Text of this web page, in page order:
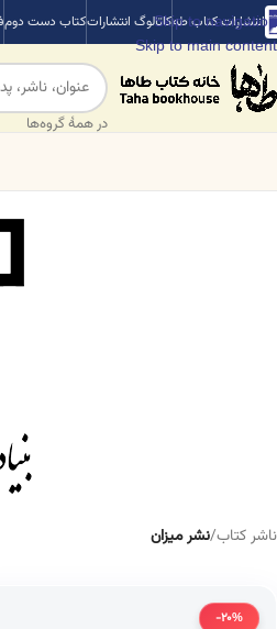
Skip to navigation
Skip to main content
انتشارات کتاب طهکاتالوگ انتشاراتکتاب دست دوم
در همهٔ گروه‌ها
ناشر کتاب/نشر میزان
-20%